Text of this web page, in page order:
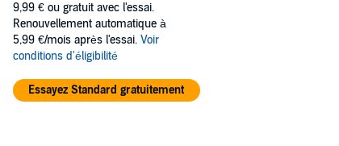
9,99 € ou gratuit avec l'essai.
Renouvellement automatique à
5,99 €/mois après l'essai. Voir
conditions d'éligibilité
Essayez Standard gratuitement